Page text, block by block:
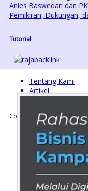
Anies Baswedan dan
Pemikiran, Dukungan,
Tutorial
Tentang Kami
Artikel
Copyright © Busana-